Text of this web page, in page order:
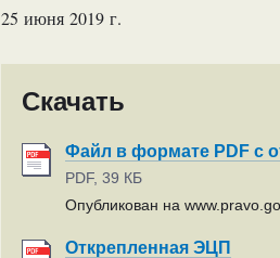
25 июня 2019 г.
Скачать
Файл в формате PDF с
PDF, 39 КБ
Опубликован на
Открепленная ЭЦП